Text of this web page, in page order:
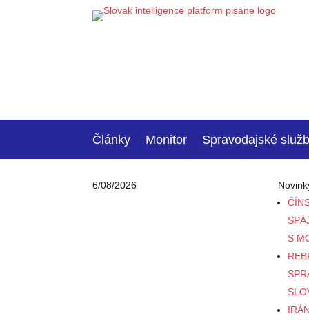
Články Monitor Spravodajské
6/08/2026
S